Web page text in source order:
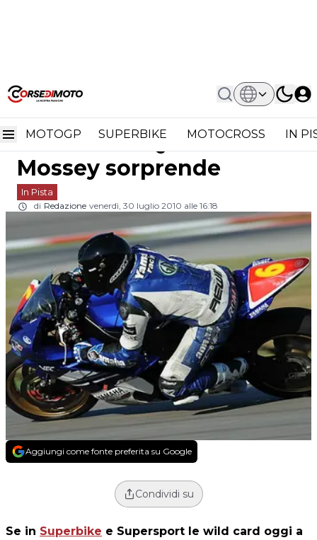
MOTOGP SUPERBIKE MOTOCROSS IN
Home In Pista
Superstock 600 Silverstone Qualifiche
Superstock 600
Silverstone Qualifiche 1:
Mossey sorprende
In Pista
di Redazione venerdì, 30 luglio 2010 alle 16:18
Aggiungi come fonte preferita su Google
Condividi su
Se in Superbike e Supersport le wild card oggi a